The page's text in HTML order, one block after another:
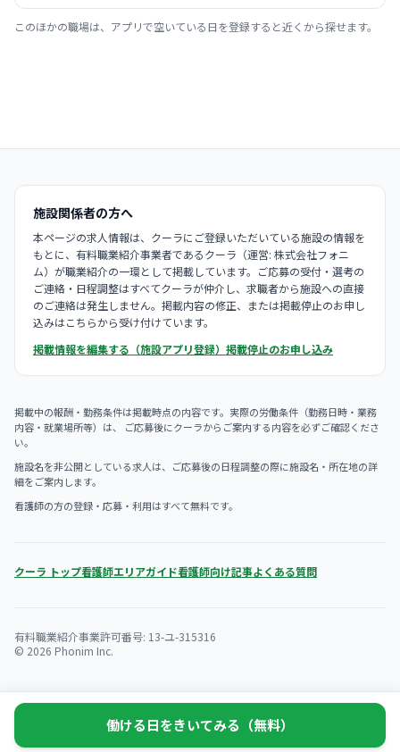
このほかの職場は、アプリで空いている日を登録すると近くから探せます。
施設関係者の方へ
本ページの求人情報は、クーラにご登録いただいている施設の情報を
もとに、有料職業紹介事業者であるクーラ（運営: 株式会社フォニ
ム）が職業紹介の一環として掲載しています。ご応募の受付・選考の
ご連絡・日程調整はすべてクーラが仲介し、求職者から施設への直接
のご連絡は発生しません。掲載内容の修正、または掲載停止のお申し
込みはこちらから受け付けています。
掲載情報を編集する（施設アプリ登録） 掲載停止のお申し込み
掲載中の報酬・勤務条件は掲載時点の内容です。実際の労働条件（勤務日時・業務
内容・就業場所等）は、 ご応募後にクーラからご案内する内容を必ずご確認くださ
い。
施設名を非公開としている求人は、ご応募後の日程調整の際に施設名・所在地の詳
細をご案内します。
看護師の方の登録・応募・利用はすべて無料です。
クーラ トップ看護師エリアガイド看護師向け記事よくある質問
有料職業紹介事業許可番号: 13-ユ-315316
© 2026 Phonim Inc.
働ける日をきいてみる（無料）